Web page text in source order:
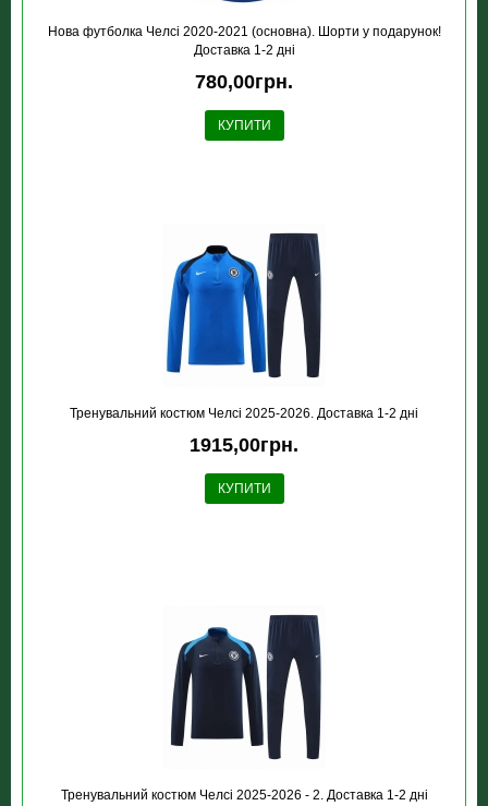
Нова футболка Челсі 2020-2021 (основна). Шорти у подарунок!
Доставка 1-2 дні
780,00грн.
КУПИТИ
Тренувальний костюм Челсі 2025-2026. Доставка 1-2 дні
1915,00грн.
КУПИТИ
Тренувальний костюм Челсі 2025-2026 - 2. Доставка 1-2 дні